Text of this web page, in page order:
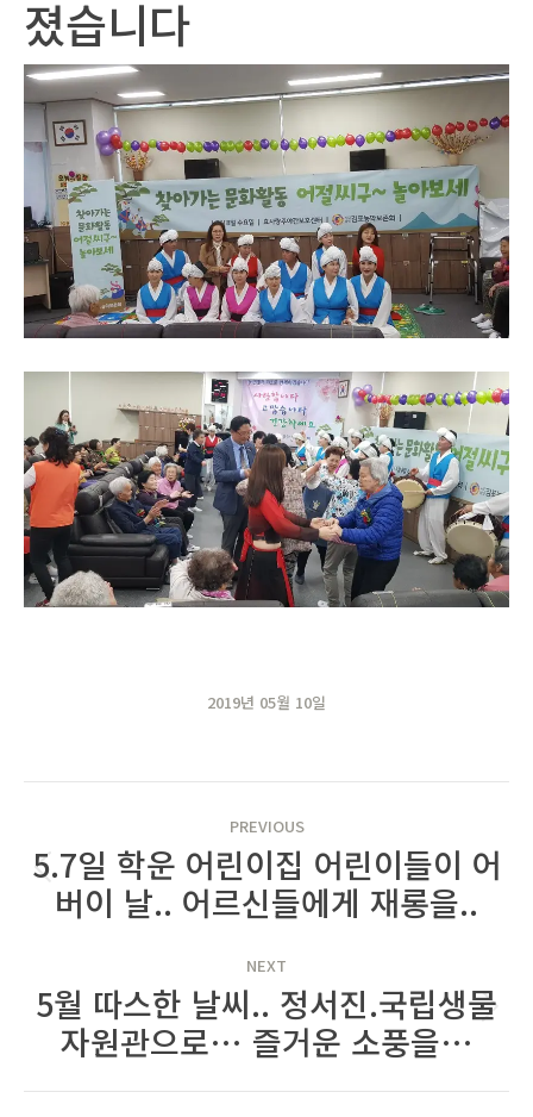
졌습니다
2019년 05월 10일
NAVIGATION
PREVIOUS
Previous
post:
5.7일 학운 어린이집 어린이들이 어
버이 날.. 어르신들에게 재롱을..
NEXT
Next
post:
5월 따스한 날씨.. 정서진.국립생물
자원관으로… 즐거운 소풍을…